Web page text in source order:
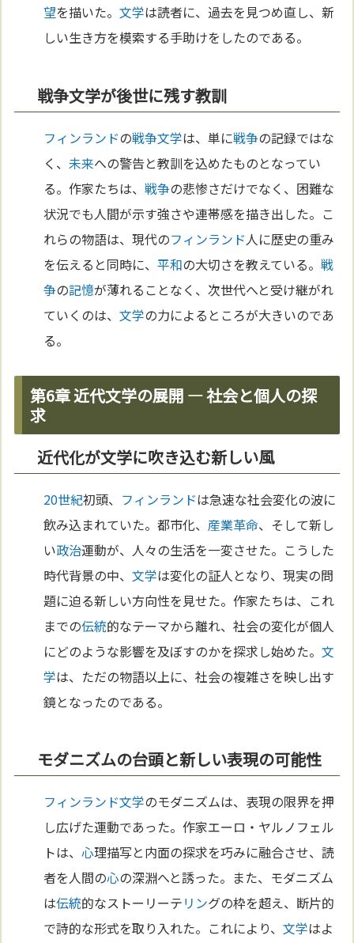
望を描いた。文学は読者に、過去を見つめ直し、新
しい生き方を模索する手助けをしたのである。
戦争文学が後世に残す教訓
フィンランドの戦争文学は、単に戦争の記録ではな
く、未来への警告と教訓を込めたものとなってい
る。作家たちは、戦争の悲惨さだけでなく、困難な
状況でも人間が示す強さや連帯感を描き出した。こ
れらの物語は、現代のフィンランド人に歴史の重み
を伝えると同時に、平和の大切さを教えている。戦
争の記憶が薄れることなく、次世代へと受け継がれ
ていくのは、文学の力によるところが大きいのであ
る。
第6章 近代文学の展開 ― 社会と個人の探
求
近代化が文学に吹き込む新しい風
20世紀初頭、 フィンランドは急速な社会変化の波に
飲み込まれていた。都市化、 産業革命、そして新し
い政治運動が、人々の生活を一変させた。こうした
時代背景の中、文学は変化の証人となり、現実の問
題に迫る新しい方向性を見せた。作家たちは、これ
までの伝統的なテーマから離れ、社会の変化が個人
にどのような影響を及ぼすのかを探求し始めた。文
学は、ただの物語以上に、社会の複雑さを映し出す
鏡となったのである。
モダニズムの台頭と新しい表現の可能性
フィンランド文学のモダニズムは、表現の限界を押
し広げた運動であった。作家エーロ・ヤルノフェル
トは、心理描写と内面の探求を巧みに融合させ、読
者を人間の心の深淵へと誘った。また、モダニズム
は伝統的なストーリーテリングの枠を超え、断片的
で詩的な形式を取り入れた。これにより、文学はよ